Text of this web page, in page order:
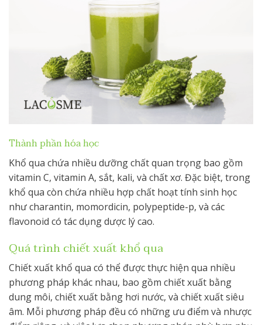
Thành phần hóa học
Khổ qua chứa nhiều dưỡng chất quan trọng bao gồm
vitamin C, vitamin A, sắt, kali, và chất xơ. Đặc biệt, trong
khổ qua còn chứa nhiều hợp chất hoạt tính sinh học
như charantin, momordicin, polypeptide-p, và các
flavonoid có tác dụng dược lý cao.
Quá trình chiết xuất khổ qua
Chiết xuất khổ qua có thể được thực hiện qua nhiều
phương pháp khác nhau, bao gồm chiết xuất bằng
dung môi, chiết xuất bằng hơi nước, và chiết xuất siêu
âm. Mỗi phương pháp đều có những ưu điểm và nhược